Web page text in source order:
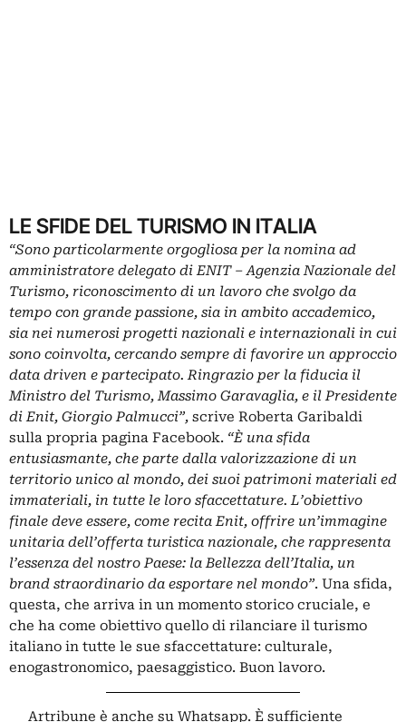
LE SFIDE DEL TURISMO IN ITALIA
“Sono particolarmente orgogliosa per la nomina ad
amministratore delegato di ENIT – Agenzia Nazionale del
Turismo, riconoscimento di un lavoro che svolgo da
tempo con grande passione, sia in ambito accademico,
sia nei numerosi progetti nazionali e internazionali in cui
sono coinvolta, cercando sempre di favorire un approccio
data driven e partecipato. Ringrazio per la fiducia il
Ministro del Turismo, Massimo Garavaglia, e il Presidente
di Enit, Giorgio Palmucci”, scrive Roberta Garibaldi
sulla propria pagina Facebook. “È una sfida
entusiasmante, che parte dalla valorizzazione di un
territorio unico al mondo, dei suoi patrimoni materiali ed
immateriali, in tutte le loro sfaccettature. L’obiettivo
finale deve essere, come recita Enit, offrire un’immagine
unitaria dell’offerta turistica nazionale, che rappresenta
l’essenza del nostro Paese: la Bellezza dell’Italia, un
brand straordinario da esportare nel mondo”. Una sfida,
questa, che arriva in un momento storico cruciale, e
che ha come obiettivo quello di rilanciare il turismo
italiano in tutte le sue sfaccettature: culturale,
enogastronomico, paesaggistico. Buon lavoro.
Artribune è anche su Whatsapp. È sufficiente